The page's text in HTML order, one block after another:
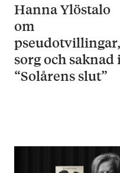
Hanna Ylöstalo
om
pseudotvillingar,
sorg och saknad
“Solårens slut”